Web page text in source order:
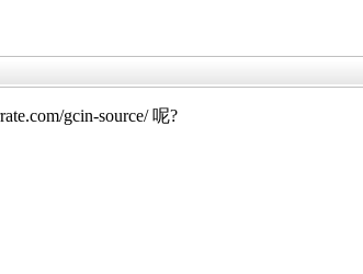
gcin-source/ 呢?